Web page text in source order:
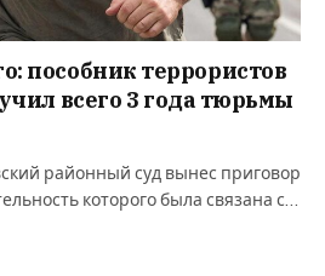
пособник террористов
всего 3 года тюрьмы
районный суд вынес приговор
которого была связана с…